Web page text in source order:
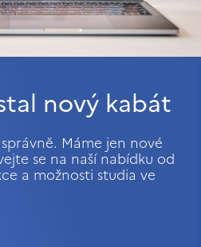
nový kabát
Máme jen nové
se na naší nabídku od
a možnosti studia ve